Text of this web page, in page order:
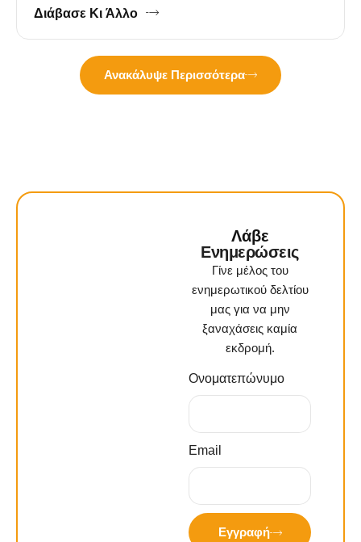
Διάβασε Κι Άλλο
Ανακάλυψε Περισσότερα
Λάβε
Ενημερώσεις
Γίνε μέλος του
ενημερωτικού δελτίου
μας για να μην
ξαναχάσεις καμία
εκδρομή.
Ονοματεπώνυμο
Email
Εγγραφή